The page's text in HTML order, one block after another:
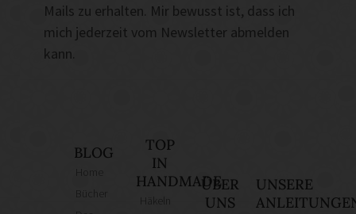
Mails zu erhalten. Mir bewusst ist, dass ich
mich jederzeit vom Newsletter abmelden
kann.
BLOG
TOP
IN
HANDMADEÜBER
UNS
UNSERE